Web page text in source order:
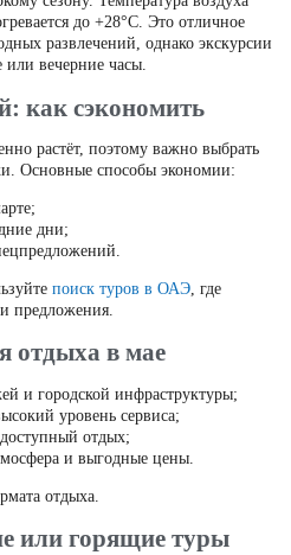
до +28°C. Это отличное
развлечений, однако экскурсии
или вечерние часы.
как сэкономить
растёт, поэтому важно выбрать
Основные способы экономии:
дни;
поиск туров в ОАЭ, где
предложения.
отдыха в мае
и городской инфраструктуры;
уровень сервиса;
отдых;
и выгодные цены.
отдыха.
или горящие туры